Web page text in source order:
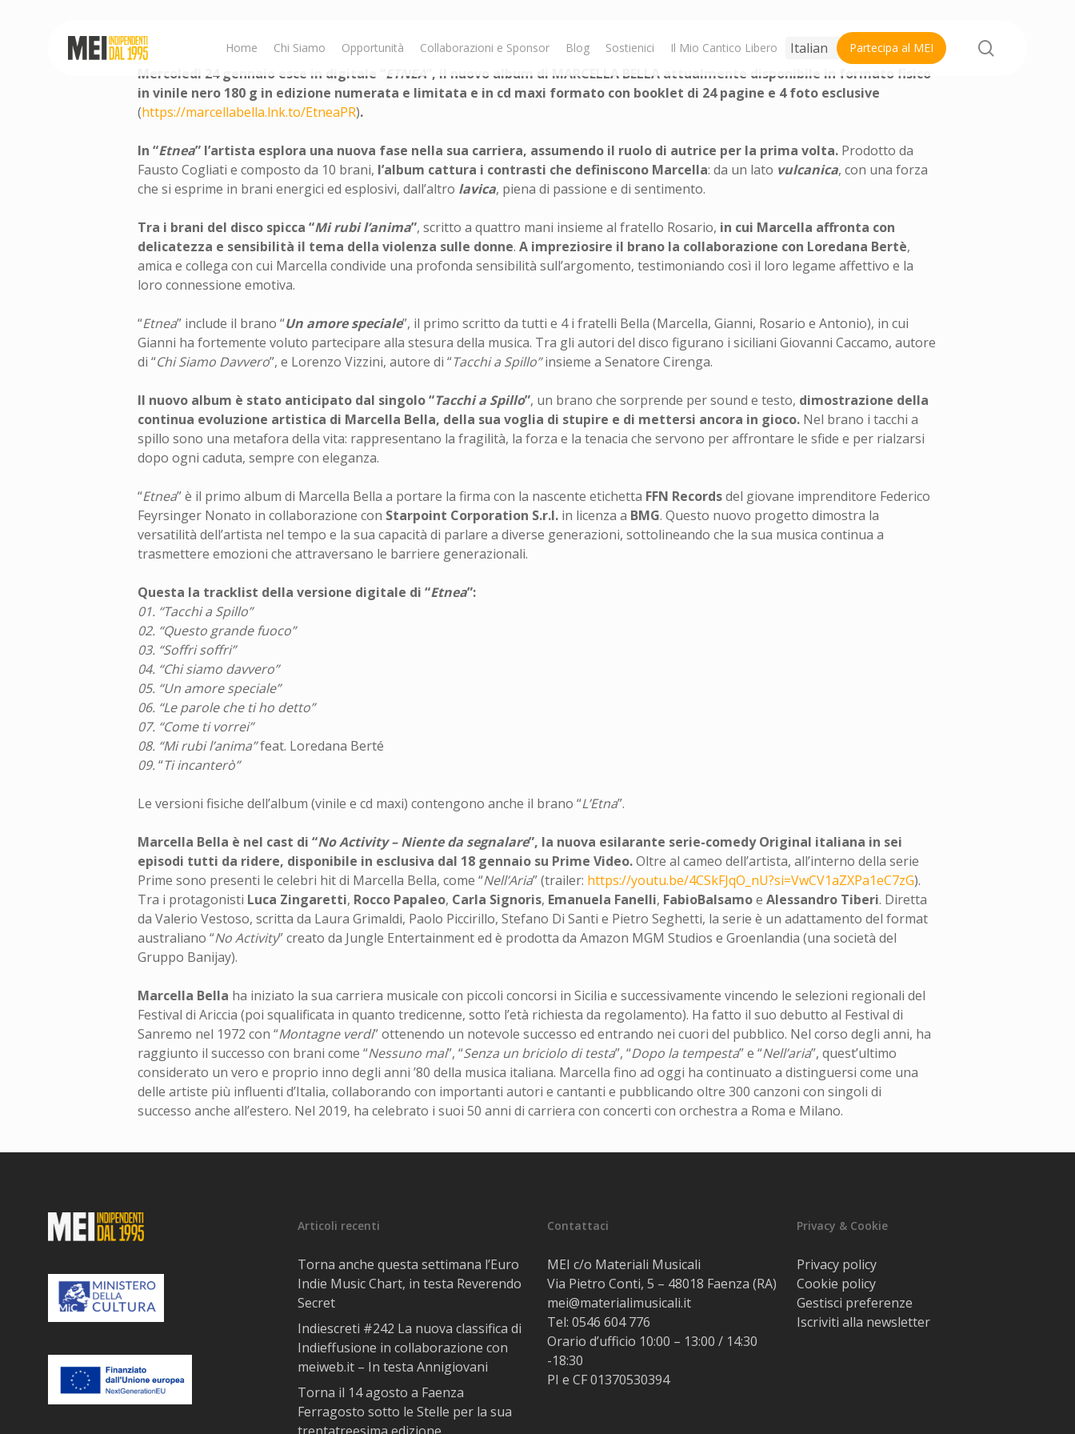
Home Chi Siamo Opportunità Collaborazioni e Sponsor Blog Sostienici Il Mio Cantico Libero Partecipa al MEI
Mercoledì 24 gennaio esce in digitale “ ETNEA ”, il nuovo album di MARCELLA BELLA attualmente disponibile in formato fisico
in vinile nero 180 g in edizione numerata e limitata e in cd maxi formato con booklet di 24 pagine e 4 foto esclusive
(https://marcellabella.lnk.to/EtneaPR).
In “Etnea” l’artista esplora una nuova fase nella sua carriera, assumendo il ruolo di autrice per la prima volta. Prodotto da
Fausto Cogliati e composto da 10 brani, l’album cattura i contrasti che definiscono Marcella: da un lato vulcanica, con una forza
che si esprime in brani energici ed esplosivi, dall’altro lavica, piena di passione e di sentimento.
Tra i brani del disco spicca “Mi rubi l’anima”, scritto a quattro mani insieme al fratello Rosario, in cui Marcella affronta con
delicatezza e sensibilità il tema della violenza sulle donne. A impreziosire il brano la collaborazione con Loredana Bertè,
amica e collega con cui Marcella condivide una profonda sensibilità sull’argomento, testimoniando così il loro legame affettivo e la
loro connessione emotiva.
“Etnea” include il brano “Un amore speciale”, il primo scritto da tutti e 4 i fratelli Bella (Marcella, Gianni, Rosario e Antonio), in cui
Gianni ha fortemente voluto partecipare alla stesura della musica. Tra gli autori del disco figurano i siciliani Giovanni Caccamo, autore
di “Chi Siamo Davvero”, e Lorenzo Vizzini, autore di “Tacchi a Spillo”insieme a Senatore Cirenga.
Il nuovo album è stato anticipato dal singolo “Tacchi a Spillo”, un brano che sorprende per sound e testo, dimostrazione della
continua evoluzione artistica di Marcella Bella, della sua voglia di stupire e di mettersi ancora in gioco. Nel brano i tacchi a
spillo sono una metafora della vita: rappresentano la fragilità, la forza e la tenacia che servono per affrontare le sfide e per rialzarsi
dopo ogni caduta, sempre con eleganza.
“Etnea” è il primo album di Marcella Bella a portare la firma con la nascente etichetta FFN Recordsdel giovane imprenditore Federico
Feyrsinger Nonato in collaborazione con Starpoint Corporation S.r.l. in licenza a BMG. Questo nuovo progetto dimostra la
versatilità dell’artista nel tempo e la sua capacità di parlare a diverse generazioni, sottolineando che la sua musica continua a
trasmettere emozioni che attraversano le barriere generazionali.
Questa la tracklist della versione digitale di “Etnea”:
01. “Tacchi a Spillo”
02. “Questo grande fuoco”
03. “Soffri soffri”
04. “Chi siamo davvero”
05. “Un amore speciale”
06. “Le parole che ti ho detto”
07. “Come ti vorrei”
08. “Mi rubi l’anima”feat. Loredana Berté
09. “Ti incanterò”
Le versioni fisiche dell’album (vinile e cd maxi) contengono anche il brano “L’Etna”.
Marcella Bella è nel cast di “No Activity – Niente da segnalare”, la nuova esilarante serie-comedy Original italiana in sei
episodi tutti da ridere, disponibile in esclusiva dal 18 gennaio su Prime Video.Oltre al cameo dell’artista, all’interno della serie
Prime sono presenti le celebri hit di Marcella Bella, come “Nell’Aria” (trailer: https://youtu.be/4CSkFJqO_nU?si=VwCV1aZXPa1eC7zG).
Tra i protagonisti Luca Zingaretti, Rocco Papaleo, Carla Signoris, Emanuela Fanelli, FabioBalsamoe Alessandro Tiberi. Diretta
da Valerio Vestoso, scritta da Laura Grimaldi, Paolo Piccirillo, Stefano Di Santi e Pietro Seghetti, la serie è un adattamento del format
australiano “No Activity” creato da Jungle Entertainment ed è prodotta da Amazon MGM Studios e Groenlandia (una società del
Gruppo Banijay).
Marcella Bella ha iniziato la sua carriera musicale con piccoli concorsi in Sicilia e successivamente vincendo le selezioni regionali del
Festival di Ariccia (poi squalificata in quanto tredicenne, sotto l’età richiesta da regolamento). Ha fatto il suo debutto al Festival di
Sanremo nel 1972 con “Montagne verdi” ottenendo un notevole successo ed entrando nei cuori del pubblico. Nel corso degli anni, ha
raggiunto il successo con brani come “Nessuno mai”, “Senza un briciolo di testa”, “Dopo la tempesta” e “Nell’aria”, quest’ultimo
considerato un vero e proprio inno degli anni ’80 della musica italiana. Marcella fino ad oggi ha continuato a distinguersi come una
delle artiste più influenti d’Italia, collaborando con importanti autori e cantanti e pubblicando oltre 300 canzoni con singoli di
successo anche all’estero. Nel 2019, ha celebrato i suoi 50 anni di carriera con concerti con orchestra a Roma e Milano.
Articoli recenti
Torna anche questa settimana l’Euro
Indie Music Chart, in testa Reverendo
Secret
Indiescreti #242 La nuova classifica di
Indieffusione in collaborazione con
meiweb.it – In testa Annigiovani
Torna il 14 agosto a Faenza
Ferragosto sotto le Stelle per la sua
Contattaci
MEI c/o Materiali Musicali
Via Pietro Conti, 5 – 48018 Faenza (RA)
mei@materialimusicali.it
Tel:0546 604 776
Orario d’ufficio 10:00 – 13:00 / 14:30
-18:30
PI e CF 01370530394
Privacy & Cookie
Privacy policy
Cookie policy
Gestisci preferenze
Iscriviti alla newsletter